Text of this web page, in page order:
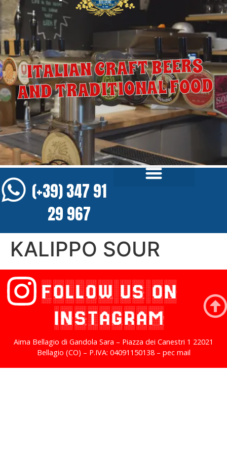
ITALIAN CRAFT BEERS
AND TRADITIONAL FOOD
(+39) 347 91
29 967
KALIPPO SOUR
FOLLOW US ON
INSTAGRAM
Aima Bellagio di Gandola Sara – Piazza dei Canestri 1 22021
Bellagio (CO) – P.IVA: 04091150138 – pec mail